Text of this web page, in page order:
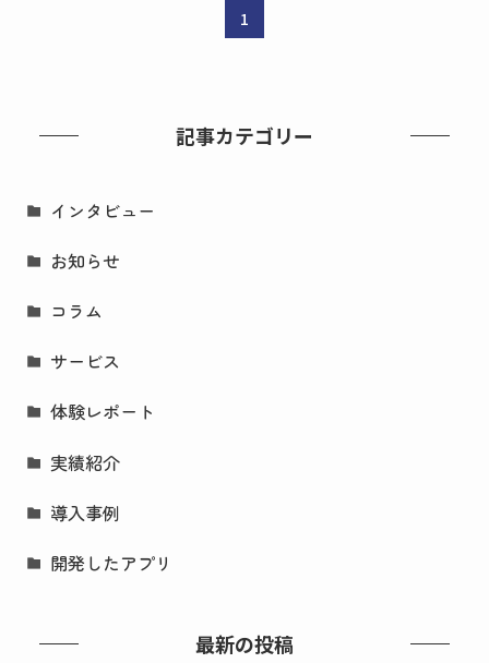
1
記事カテゴリー
インタビュー
お知らせ
コラム
サービス
体験レポート
実績紹介
導入事例
開発したアプリ
最新の投稿